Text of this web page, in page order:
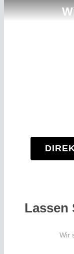
Lassen
Wir